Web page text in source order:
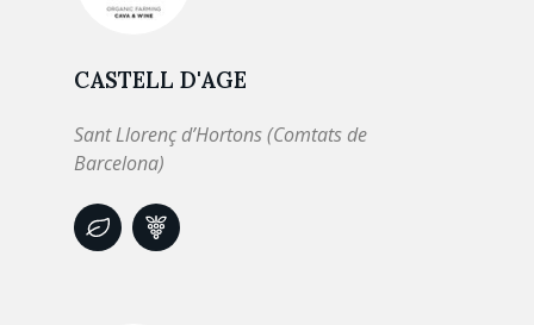
CASTELL D'AGE
Sant Llorenç d’Hortons (Comtats de
Barcelona)